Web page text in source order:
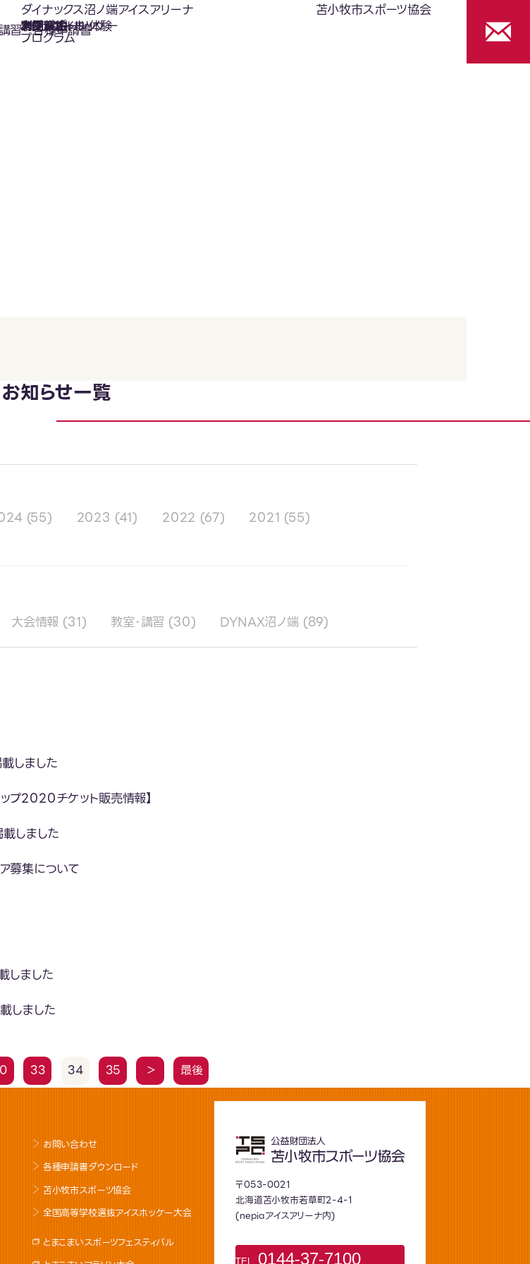
ダイナックス沼ノ端アイスアリーナ
氷上スポーツ体験
プログラム
お知らせ
スケジュール
フロアガイド
利用案内
利用料金
カジュアルホッケー
アクセス
苫小牧市スポーツ協会
習 各種申請書
お知らせ一覧
(55) 2023 (41) 2022 (67) 2021 (55)
DYNAX沼ノ端(89)
大会情報 (31) 教室･講習 (30)
しました
プ2020チケット販売情報】
しました
募集について
しました
しました
33 34 35 ＞ 最後
お問い合わせ
各種申請書ダウンロード
苫小牧市スポーツ協会
全国高等学校選抜アイスホッケー大会
とまこまいスポーツフェスティバル
〒053-0021
北海道苫小牧市若草町2-4-1
(nepiaアイスアリーナ内)
TEL. 0144-37-7100